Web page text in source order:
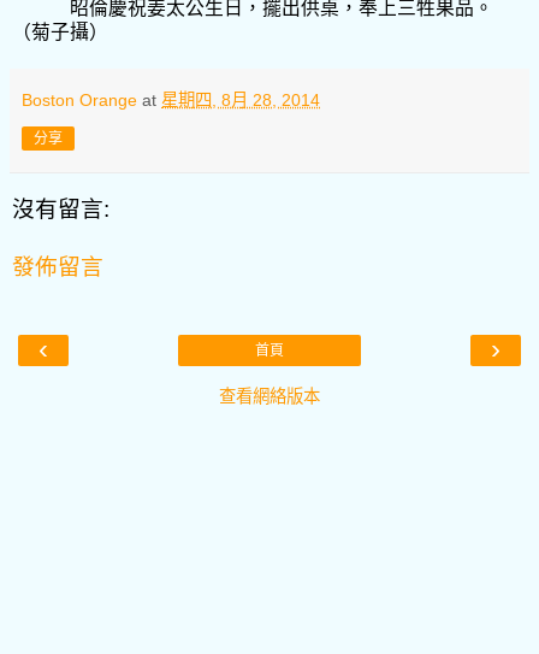
昭倫慶祝姜太公生日，擺出供桌，奉上三牲果品。
（菊子攝）
Boston Orange at 星期四, 8月 28, 2014
分享
沒有留言:
發佈留言
‹ ›
首頁
查看網絡版本